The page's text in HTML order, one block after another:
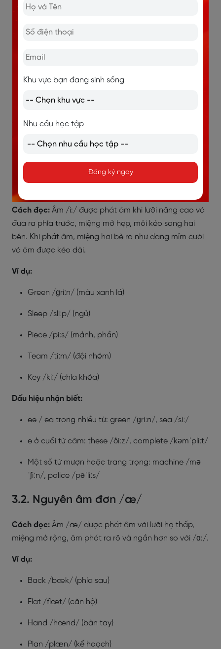
problem /ˈprɒbləm/
o trong âm tiết không nhấn: doctor /ˈdɒktər/,
famous /ˈfeɪməs/
>> Xem thêm:Các quy tắc phát âm tiếng Anh chuẩn
nhất cho người mới bắt đầu
3. Nguyên âm đơn dài
3.1. Nguyên âm đơn /i:/
Cách đọc: Âm /i:/ được phát âm khi lưỡi nâng cao và
đưa ra phía trước, miệng mở hẹp, môi kéo sang hai
bên. Khi phát âm, miệng hơi bè ra như đang mỉm cười
và âm được kéo dài.
Ví dụ:
Green /ɡriːn/ (màu xanh lá)
Sleep /sliːp/ (ngủ)
Piece /piːs/ (mảnh, phần)
Team /tiːm/ (đội nhóm)
Key /kiː/ (chìa khóa)
Dấu hiệu nhận biết:
ee / ea trong nhiều từ: green /ɡriːn/, sea /siː/
e ở cuối từ câm: these /ðiːz/, complete /kəmˈpliːt/
Một số từ mượn hoặc trang trọng: machine /mə
ˈʃiːn/, police /pəˈliːs/
3.2. Nguyên âm đơn /æ/
Cách đọc: Âm /æ/ được phát âm với lưỡi hạ thấp,
miệng mở rộng, âm phát ra rõ và ngắn hơn so với /ɑ:/.
Ví dụ:
Back /bæk/ (phía sau)
Flat /flæt/ (căn hộ)
Hand /hænd/ (bàn tay)
Plan /plæn/ (kế hoạch)
Khu vực bạn đang sinh sống
Nhu cầu học tập
Đăng ký ngay